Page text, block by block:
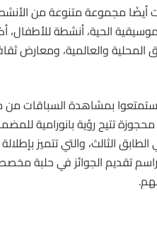
مجموعة متنوعة من
الحية، أنشطة للأطفال،
والعالمية، ومعارض
بمشاهدةالسباقاتمن
تتيح رؤية بانورامية
الثالث، والتي تتميز
تقديم الجوائز في حلبة